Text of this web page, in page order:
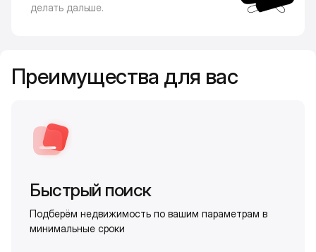
делать дальше.
Преимущества для вас
Быстрый поиск
Подберём недвижимость по вашим параметрам в
минимальные сроки